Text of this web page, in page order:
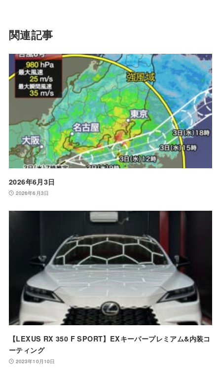
関連記事
2026年6月3日
2026年6月3日
【LEXUS RX 350 F SPORT】EXキーパープレミアム&内装コ
ーティング
2023年10月10日